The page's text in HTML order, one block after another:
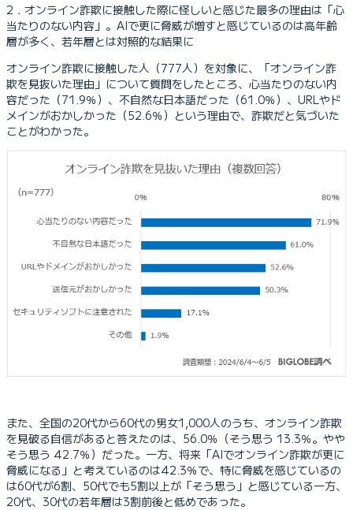
2．オンライン詐欺に接触した際に怪しいと感じた最多の理由は「心
当たりのない内容」。AIで更に脅威が増すと感じているのは高年齢
層が多く、若年層とは対照的な結果に
オンライン詐欺に接触した人（777人）を対象に、「オンライン詐
欺を見抜いた理由」について質問をしたところ、心当たりのない内
容だった（71.9％）、不自然な日本語だった（61.0％）、URLやド
メインがおかしかった（52.6％）という理由で、詐欺だと気づいた
ことがわかった。
また、全国の20代から60代の男女1,000人のうち、オンライン詐欺
を見破る自信があると答えたのは、56.0％（そう思う 13.3％。やや
そう思う 42.7％）だった。一方、将来「AIでオンライン詐欺が更に
脅威になる」と考えているのは42.3％で、特に脅威を感じているの
は60代が6割、50代でも5割以上が「そう思う」と感じている一方、
20代、30代の若年層は3割前後と低めであった。